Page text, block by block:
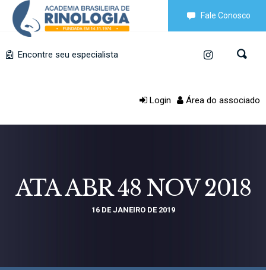
Fale Conosco
Encontre seu especialista
Login Área do associado
ATA ABR 48 NOV 2018
16 DE JANEIRO DE 2019